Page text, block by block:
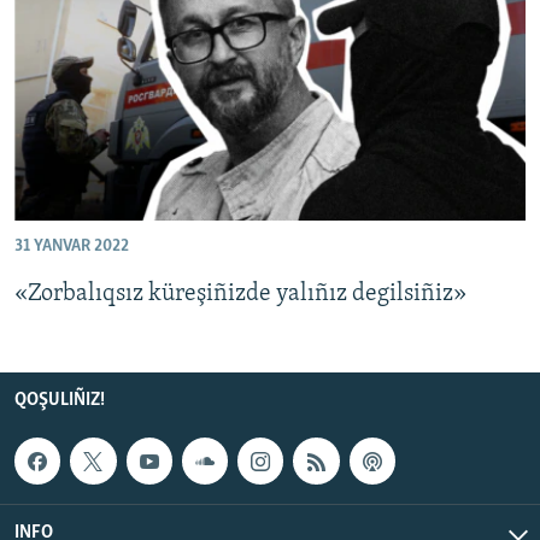
Русский
Українською
QOŞULIÑIZ!
31 YANVAR 2022
«Zorbalıqsız küreşiñizde yalıñız degilsiñiz»
QOŞULIÑIZ!
INFO